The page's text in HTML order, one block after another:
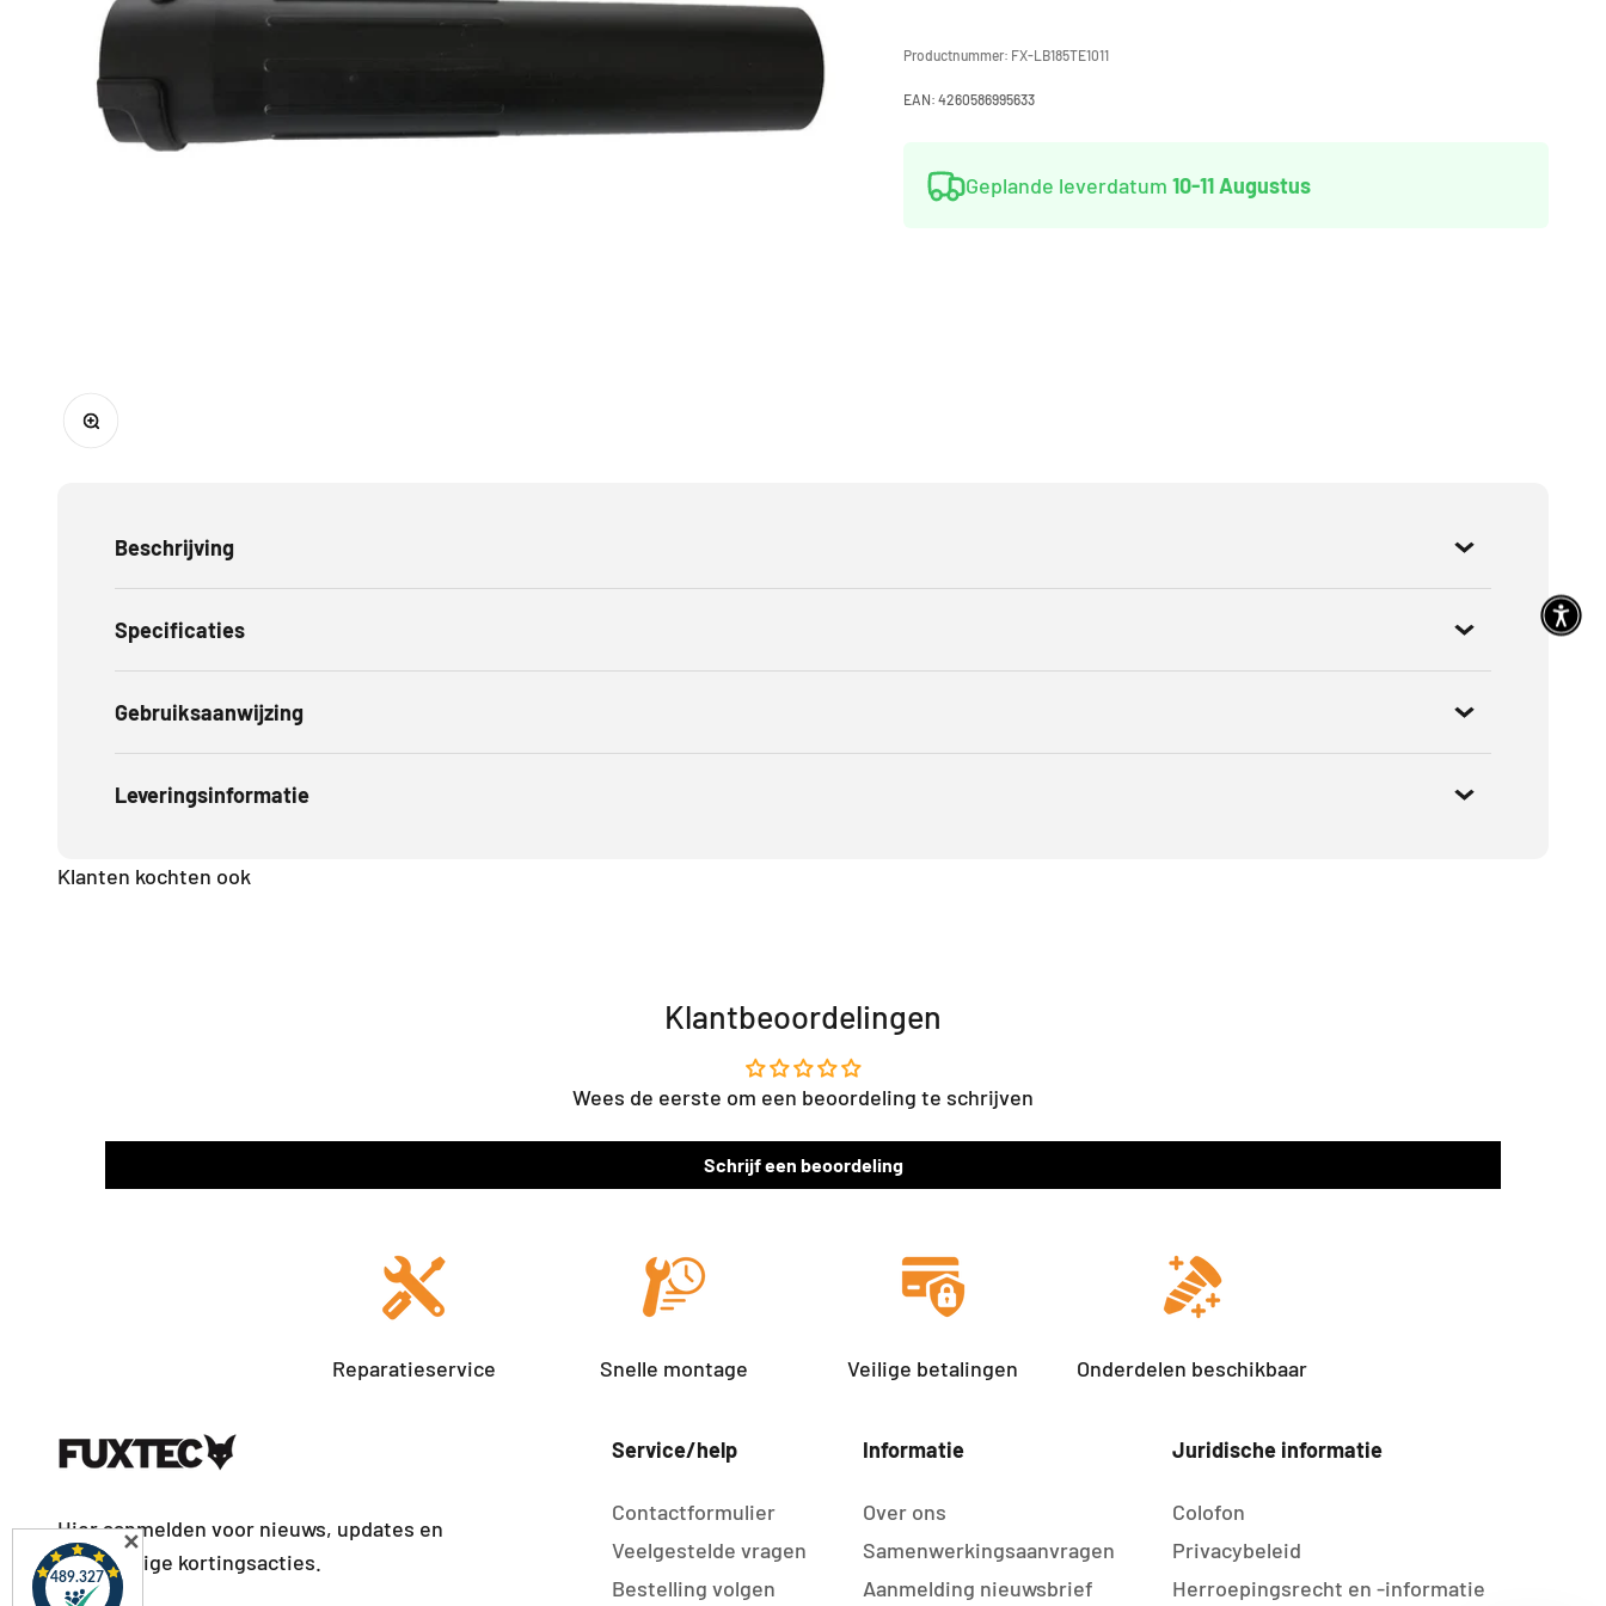
In-/uitzoomen
Productnummer: FX-LB185TE1011
EAN: 4260586995633
Geplande leverdatum 10-11 Augustus
Beschrijving
Specificaties
Gebruiksaanwijzing
Leveringsinformatie
Klanten kochten ook
Klantbeoordelingen
Wees de eerste om een beoordeling te schrijven
Schrijf een beoordeling
Reparatieservice Snelle montage Veilige betalingen Onderdelen beschikbaar
Hier aanmelden voor nieuws, updates en
regelmatige kortingsacties.
Service/help
Contactformulier
Veelgestelde vragen
Bestelling volgen
Informatie
Over ons
Samenwerkingsaanvragen
Aanmelding nieuwsbrief
Juridische informatie
Colofon
Privacybeleid
Herroepingsrecht en -informatie
✕